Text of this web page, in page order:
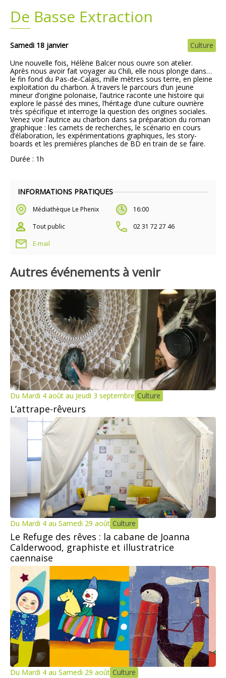
INFORMATIONS PRATIQUES
Médiathèque Le Phenix
16:00
Tout public
02 31 72 27 46
E-mail
De Basse Extraction
Samedi 18 janvier
Culture
Une nouvelle fois, Hélène Balcer nous ouvre son atelier.
Après nous avoir fait voyager au Chili, elle nous plonge dans…
le fin fond du Pas-de-Calais, mille mètres sous terre, en pleine
exploitation du charbon. À travers le parcours d’un jeune
mineur d’origine polonaise, l’autrice raconte une histoire qui
explore le passé des mines, l’héritage d’une culture ouvrière
très spécifique et interroge la question des origines sociales.
Venez voir l’autrice au charbon dans sa préparation du roman
graphique : les carnets de recherches, le scénario en cours
d’élaboration, les expérimentations graphiques, les story-
boards et les premières planches de BD en train de se faire.
Durée : 1h
Autres événements à venir
Du Mardi 4 août au Jeudi 3 septembre Culture
L’attrape-rêveurs
Du Mardi 4 au Samedi 29 août Culture
Le Refuge des rêves : la cabane de Joanna
Calderwood, graphiste et illustratrice
caennaise
Du Mardi 4 au Samedi 29 août Culture
Plans
Demandes légales
Emploi
Marchés publics
Grands projets